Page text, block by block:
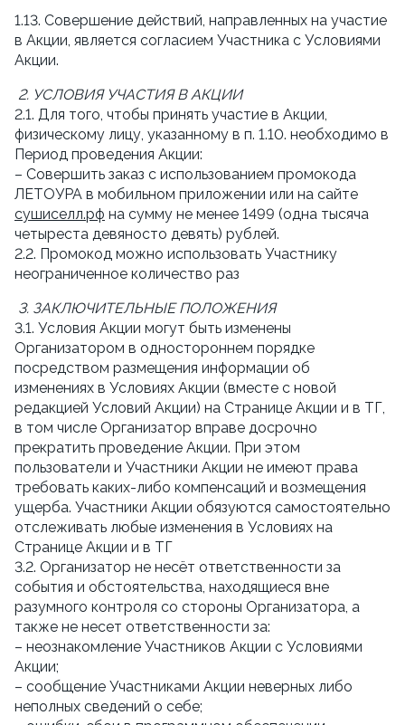
1.13. Совершение действий, направленных на участие
в Акции, является согласием Участника с Условиями
Акции.
2. УСЛОВИЯ УЧАСТИЯ В АКЦИИ
2.1. Для того, чтобы принять участие в Акции,
физическому лицу, указанному в п. 1.10. необходимо в
Период проведения Акции:
– Совершить заказ с использованием промокода
сушиселл.рф на сумму не менее 1499 (одна тысяча
четыреста девяносто девять) рублей.
2.2. Промокод можно использовать Участнику
неограниченное количество раз
3. ЗАКЛЮЧИТЕЛЬНЫЕ ПОЛОЖЕНИЯ
3.1. Условия Акции могут быть изменены
Организатором в одностороннем порядке
посредством размещения информации об
изменениях в Условиях Акции (вместе с новой
редакцией Условий Акции) на Странице Акции и в ТГ,
в том числе Организатор вправе досрочно
прекратить проведение Акции. При этом
пользователи и Участники Акции не имеют права
требовать каких-либо компенсаций и возмещения
ущерба. Участники Акции обязуются самостоятельно
отслеживать любые изменения в Условиях на
Странице Акции и в ТГ
3.2. Организатор не несёт ответственности за
события и обстоятельства, находящиеся вне
разумного контроля со стороны Организатора, а
также не несет ответственности за:
– неознакомление Участников Акции с Условиями
Акции;
– сообщение Участниками Акции неверных либо
неполных сведений о себе;